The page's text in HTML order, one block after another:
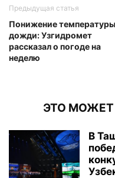
Предыдущая статья
Понижение
дожди: Узгидромет
рассказал о погоде на
неделю
ЭТО МОЖЕТ
В